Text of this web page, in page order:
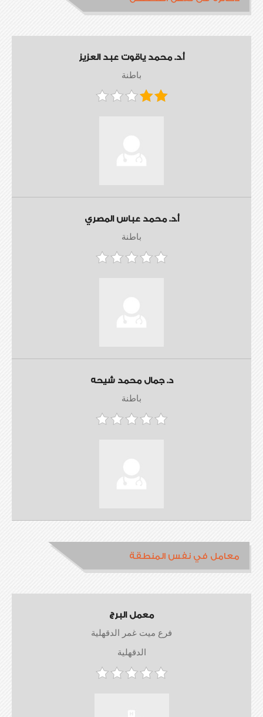
أ.د. محمد ياقوت عبد العزيز
باطنة
أ.د. محمد عباس المصري
باطنة
د. جمال محمد شيحه
باطنة
معامل في نفس المنطقة
معمل البرج
فرع ميت غمر الدقهلية
الدقهلية